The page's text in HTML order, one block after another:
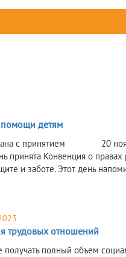
детям
с принятием 20
принята Конвенция о правах
и заботе. Этот день
трудовых отношений
полный объем